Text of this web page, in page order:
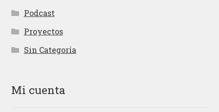
Podcast
Proyectos
Sin Categoría
Mi cuenta